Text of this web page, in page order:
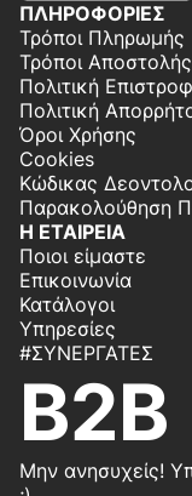
ΠΛΗΡΟΦΟΡΙΕΣ
Τρόποι Πληρωμής
Τρόποι Αποστολής
Πολιτική
Πολιτική
Όροι Χρήσης
Cookies
Κώδικας
Παρακολούθηση
Η ΕΤΑΙΡΕΙΑ
Ποιοι είμαστε
Επικοινωνία
Κατάλογοι
Υπηρεσίες
#ΣΥΝΕΡΓΆΤΕΣ
B2B
Μην ανησυχείς!